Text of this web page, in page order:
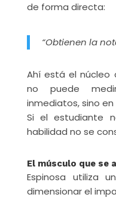
de forma directa:
“Obtienen la
Ahí está el núcleo
no puede
inmediatos, sino
Si el estudiante
habilidad no se
El músculo que se
Espinosa utiliza
dimensionar el